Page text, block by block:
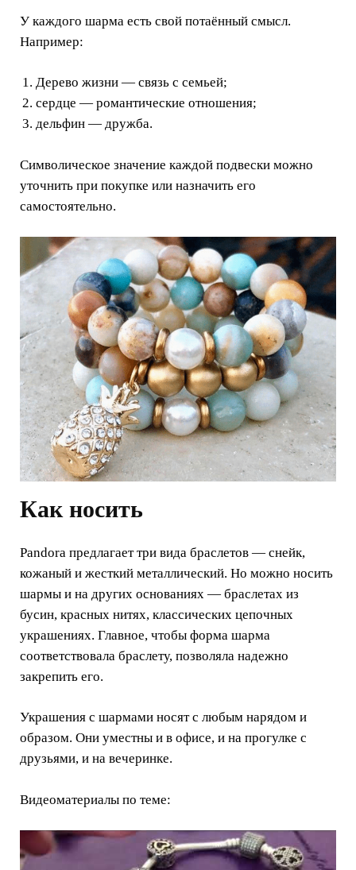
У каждого шарма есть свой потаённый смысл.
Например:
Дерево жизни — связь с семьей;
сердце — романтические отношения;
дельфин — дружба.
Символическое значение каждой подвески можно
уточнить при покупке или назначить его
самостоятельно.
Как носить
Pandora предлагает три вида браслетов — снейк,
кожаный и жесткий металлический. Но можно носить
шармы и на других основаниях — браслетах из
бусин, красных нитях, классических цепочных
украшениях. Главное, чтобы форма шарма
соответствовала браслету, позволяла надежно
закрепить его.
Украшения с шармами носят с любым нарядом и
образом. Они уместны и в офисе, и на прогулке с
друзьями, и на вечеринке.
Видеоматериалы по теме: